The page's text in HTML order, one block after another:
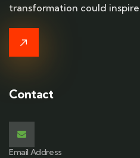
transformation could
Contact
Email Address